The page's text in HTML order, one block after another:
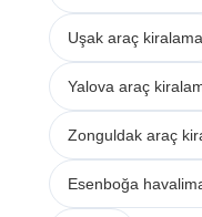
Uşak araç kiralama
Yalova araç
Zonguldak araç
Esenboğa